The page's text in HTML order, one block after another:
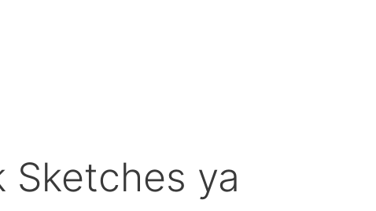
Sketches ya